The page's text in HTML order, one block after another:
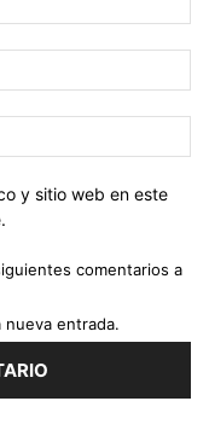
y sitio web en este
comentarios a
entrada.